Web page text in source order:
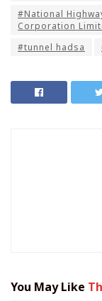
#National
Corporation
#tunnel hadsa
You May Like